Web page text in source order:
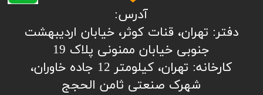
آدرس:
​​​​​​​​دفتر: تهران، قنات کوثر، خیابان اردیبهشت
جنوبی خیابان ممنونی پلاک 19
کارخانه: تهران، کیلومتر 12 جاده خاوران،
شهرک صنعتی ثامن الحجج